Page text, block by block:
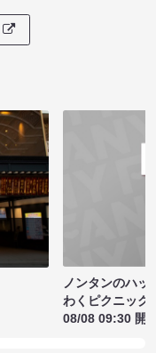
ノンタンのハッ
わくピクニック
08/08 09:30 開